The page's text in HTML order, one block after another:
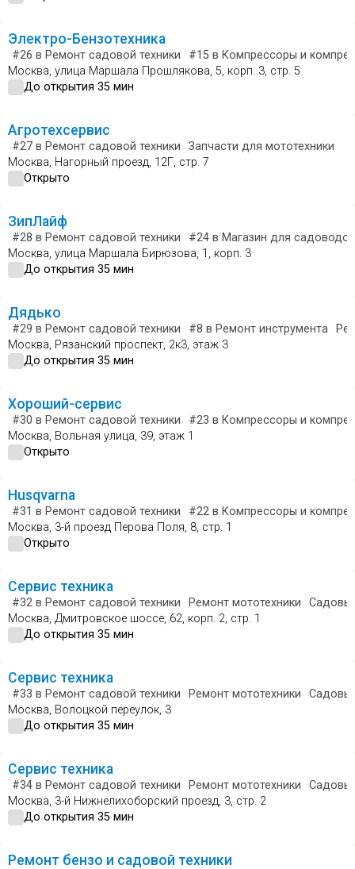
Электро-Бензотехника
#26 в Ремонт садовой техники #15 в Компрессоры и
Москва, улица Маршала Прошлякова, 5, корп. 3, стр. 5
До открытия 35 мин
Агротехсервис
#27 в Ремонт садовой техники
Запчасти для мототехники
Москва, Нагорный проезд, 12Г, стр. 7
Открыто
ЗипЛайф
#28 в Ремонт садовой техники #24 в Магазин для садоводов
Москва, улица Маршала Бирюзова, 1, корп. 3
До открытия 35 мин
Дядько
#29 в Ремонт садовой техники #8 в Ремонт инструмента
Москва, Рязанский проспект, 2к3, этаж 3
До открытия 35 мин
Хороший-сервис
#30 в Ремонт садовой техники #23 в Компрессоры и
Москва, Вольная улица, 39, этаж 1
Открыто
Husqvarna
#31 в Ремонт садовой техники #22 в Компрессоры и
Москва, 3-й проезд Перова Поля, 8, стр. 1
Открыто
Сервис техника
#32 в Ремонт садовой техники Ремонт мототехники
Москва, Дмитровское шоссе, 62, корп. 2, стр. 1
До открытия 35 мин
Сервис техника
#33 в Ремонт садовой техники Ремонт мототехники
Москва, Волоцкой переулок, 3
До открытия 35 мин
Сервис техника
#34 в Ремонт садовой техники Ремонт мототехники
Москва, 3-й Нижнелихоборский проезд, 3, стр. 2
До открытия 35 мин
Ремонт бензо и садовой техники